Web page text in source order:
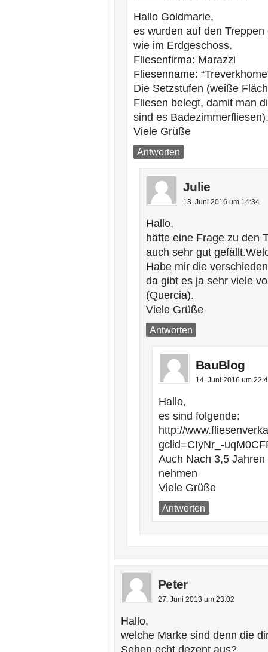
Hallo Goldmarie,
es wurden auf den
wie im Erdgeschoss.
Fliesenfirma: Marazzi
Fliesenname:
Die Setzstufen (weiße
Fliesen belegt, damit man
sind es Badezimmerfliesen).
Viele Grüße
Antworten
Julie
13. Juni 2016 um 14:34
Hallo,
hätte eine Frage zu den
auch sehr gut
Habe mir die
da gibt es ja sehr viele
(Quercia).
Viele Grüße
Antworten
BauBlog
14. Juni 2016 um
Hallo,
es sind folgende:
http://
gclid=CIyNr_-
Auch Nach 3,5
nehmen
Viele Grüße
Antworten
Peter
27. Juni 2013 um 23:02
Hallo,
welche Marke sind denn die
Sehen echt dezent aus?